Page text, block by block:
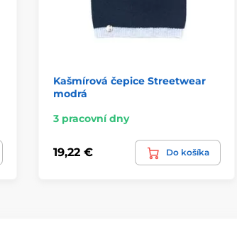
Kašmírová čepice Streetwear
modrá
3 pracovní dny
19,22 € Do košíka